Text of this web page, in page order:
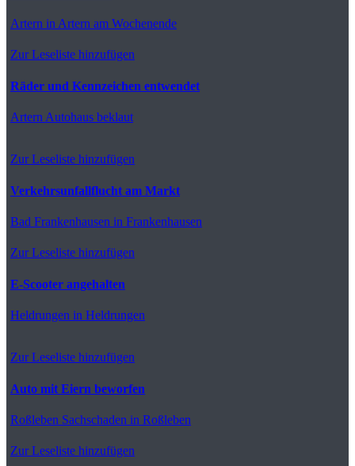
Artern in Artern am Wochenende
Zur Leseliste hinzufügen
Räder und Kennzeichen entwendet
Artern Autohaus beklaut
Zur Leseliste hinzufügen
Verkehrsunfallflucht am Markt
Bad Frankenhausen in Frankenhausen
Zur Leseliste hinzufügen
E-Scooter angehalten
Heldrungen in Heldrungen
Zur Leseliste hinzufügen
Auto mit Eiern beworfen
Roßleben Sachschaden in Roßleben
Zur Leseliste hinzufügen